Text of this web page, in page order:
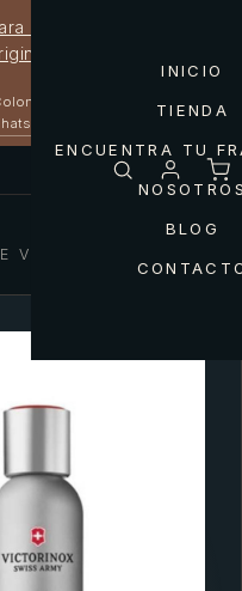
estrenar tu próxima
INICIO
TIENDA
ENCUENTRA TU
BLOG
VICTORINOX